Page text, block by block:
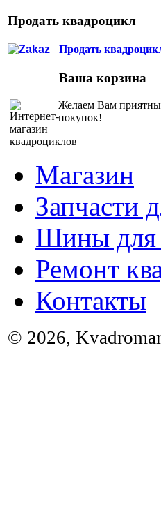
Продать квадроцикл
Продать
Ваша корзина
Желаем Вам
покупок!
Магазин
Запчасти
Шины для
Ремонт
Контакты
© 2026,